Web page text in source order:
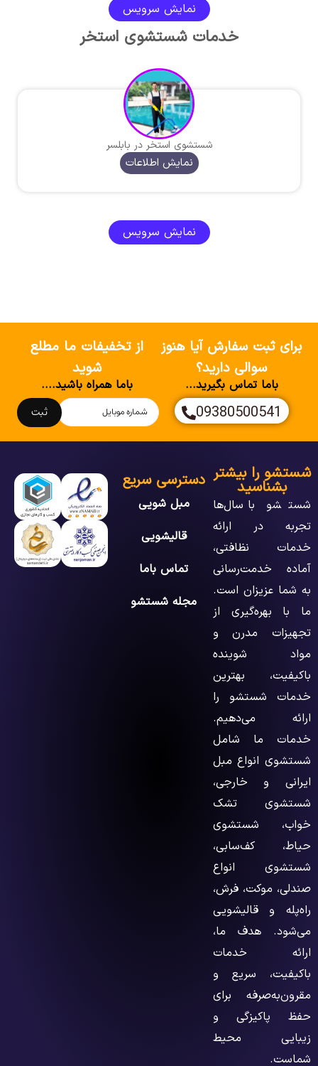
نمایش سرویس
خدمات شستشوی استخر
شستشوی استخر در بابلسر
نمایش اطلاعات
نمایش سرویس
برای ثبت سفارش آیا هنوز
سوالی دارید؟
باما تماس بگیرید...
09380500541
از تخفیفات ما مطلع
شوید
باما همراه باشید....
ثبت
شستشو را بیشتر
بشناسید
شستشو با سال‌ها
تجربه در ارائه
خدمات نظافتی،
آماده خدمت‌رسانی
به شما عزیزان است.
ما با بهره‌گیری از
تجهیزات مدرن و
مواد شوینده
باکیفیت، بهترین
خدمات شستشو را
ارائه می‌دهیم.
خدمات ما شامل
شستشوی انواع مبل
ایرانی و خارجی،
شستشوی تشک
خواب، شستشوی
حیاط، کف‌سابی،
شستشوی انواع
صندلی، موکت، فرش،
راه‌پله و قالیشویی
می‌شود. هدف ما،
ارائه خدمات
باکیفیت، سریع و
مقرون‌به‌صرفه برای
حفظ پاکیزگی و
زیبایی محیط
شماست.
دسترسی سریع
مبل شویی
قالیشویی
تماس باما
مجله شستشو